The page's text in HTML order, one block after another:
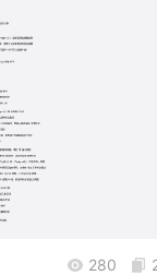
280